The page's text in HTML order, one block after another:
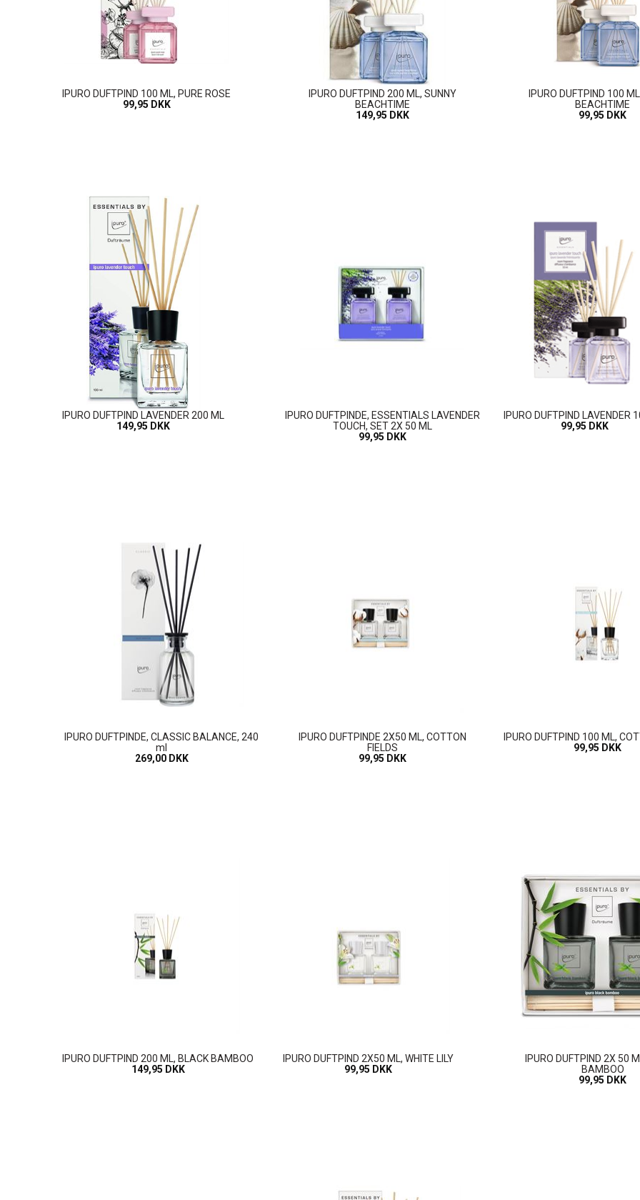
IPURO DUFTPIND 100 ML, PURE ROSE
99,95 DKK
IPURO DUFTPIND 200 ML, SUNNY
BEACHTIME
149,95 DKK
IPURO DUFTPIND 100
BEACHTIME
99,95 DKK
IPURO DUFTPIND LAVENDER 200 ML
149,95 DKK
IPURO DUFTPINDE, ESSENTIALS LAVENDER
TOUCH, SET 2X 50 ML
99,95 DKK
IPURO DUFTPIND LAVENDER
99,95 DKK
IPURO DUFTPINDE, CLASSIC BALANCE, 240
ml
269,00 DKK
IPURO DUFTPINDE 2X50 ML, COTTON
FIELDS
99,95 DKK
IPURO DUFTPIND 100 ML,
99,95 DKK
IPURO DUFTPIND 200 ML, BLACK BAMBOO
149,95 DKK
IPURO DUFTPIND 2X50 ML, WHITE LILY
99,95 DKK
IPURO DUFTPIND 2X 50
BAMBOO
99,95 DKK